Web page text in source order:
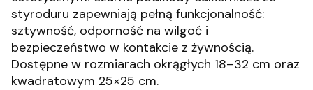
styroduru zapewniają pełną funkcjonalność:
sztywność, odporność na wilgoć i
bezpieczeństwo w kontakcie z żywnością.
Dostępne w rozmiarach okrągłych 18–32 cm oraz
kwadratowym 25×25 cm.